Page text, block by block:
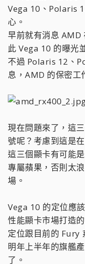
Vega 10、Polaris
心。
早前就有消息 AMD
此 Vega 10 的曝光
不過 Polaris 12、
息，AMD 的保密工
現在問題來了，這
號呢？考慮到這是
這三個顯卡有可能
專屬蘋果，否則太
場。
Vega 10 的定位應
性能顯卡市場打造
定位跟目前的 Fury
明年上半年的旗艦
了。